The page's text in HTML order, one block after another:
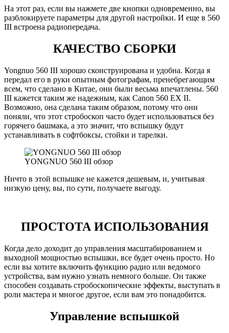
На этот раз, если вы нажмете две кнопки одновременно, вы
разблокируете параметры для другой настройки. И еще в 560
III встроена радиопередача.
КАЧЕСТВО СБОРКИ
Yongnuo 560 III хорошо сконструирована и удобна. Когда я
передал его в руки опытным фотографам, пренебрегающим
всем, что сделано в Китае, они были весьма впечатлены. 560
III кажется таким же надежным, как Canon 560 EX II.
Возможно, она сделана таким образом, потому что они
поняли, что этот стробоскоп часто будет использоваться без
горячего башмака, а это значит, что вспышку будут
устанавливать в софтбоксы, стойки и тарелки.
YONGNUO 560 III обзор
Ничто в этой вспышке не кажется дешевым, и, учитывая
низкую цену, вы, по сути, получаете выгоду.
ПРОСТОТА ИСПОЛЬЗОВАНИЯ
Когда дело доходит до управления масштабированием и
выходной мощностью вспышки, все будет очень просто. Но
если вы хотите включить функцию радио или ведомого
устройства, вам нужно узнать немного больше. Он также
способен создавать стробоскопические эффекты, выступать в
роли мастера и многое другое, если вам это понадобится.
Управление вспышкой